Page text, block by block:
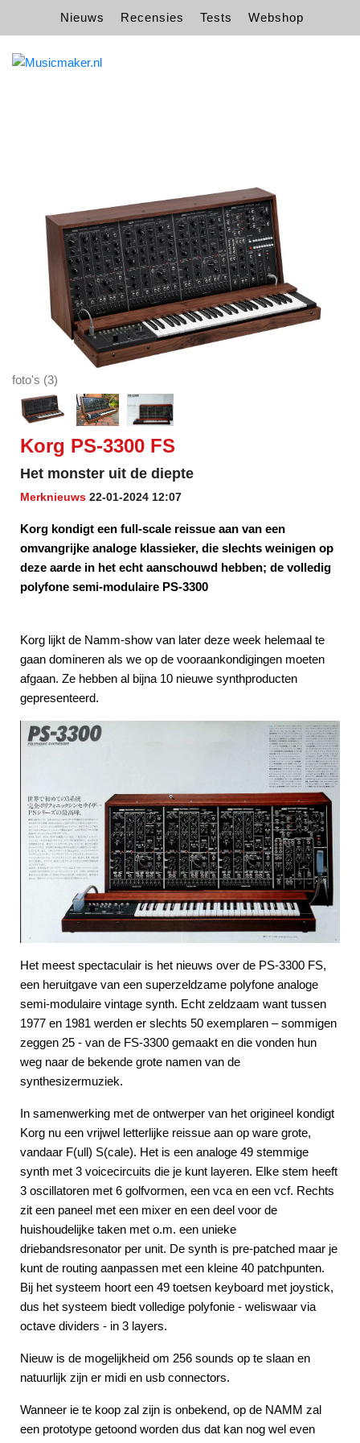
Nieuws Recensies Tests Webshop
foto's (3)
Korg PS-3300 FS
Het monster uit de diepte
Merknieuws 22-01-2024 12:07
Korg kondigt een full-scale reissue aan van een
omvangrijke analoge klassieker, die slechts weinigen op
deze aarde in het echt aanschouwd hebben; de volledig
polyfone semi-modulaire PS-3300
Korg lijkt de Namm-show van later deze week helemaal te
gaan domineren als we op de vooraankondigingen moeten
afgaan. Ze hebben al bijna 10 nieuwe synthproducten
gepresenteerd.
Het meest spectaculair is het nieuws over de PS-3300 FS,
een heruitgave van een superzeldzame polyfone analoge
semi-modulaire vintage synth. Echt zeldzaam want tussen
1977 en 1981 werden er slechts 50 exemplaren – sommigen
zeggen 25 - van de FS-3300 gemaakt en die vonden hun
weg naar de bekende grote namen van de
synthesizermuziek.
In samenwerking met de ontwerper van het origineel kondigt
Korg nu een vrijwel letterlijke reissue aan op ware grote,
vandaar F(ull) S(cale). Het is een analoge 49 stemmige
synth met 3 voicecircuits die je kunt layeren. Elke stem heeft
3 oscillatoren met 6 golfvormen, een vca en een vcf. Rechts
zit een paneel met een mixer en een deel voor de
huishoudelijke taken met o.m. een unieke
driebandsresonator per unit. De synth is pre-patched maar je
kunt de routing aanpassen met een kleine 40 patchpunten.
Bij het systeem hoort een 49 toetsen keyboard met joystick,
dus het systeem biedt volledige polyfonie - weliswaar via
octave dividers - in 3 layers.
Nieuw is de mogelijkheid om 256 sounds op te slaan en
natuurlijk zijn er midi en usb connectors.
Wanneer ie te koop zal zijn is onbekend, op de NAMM zal
een prototype getoond worden dus dat kan nog wel even